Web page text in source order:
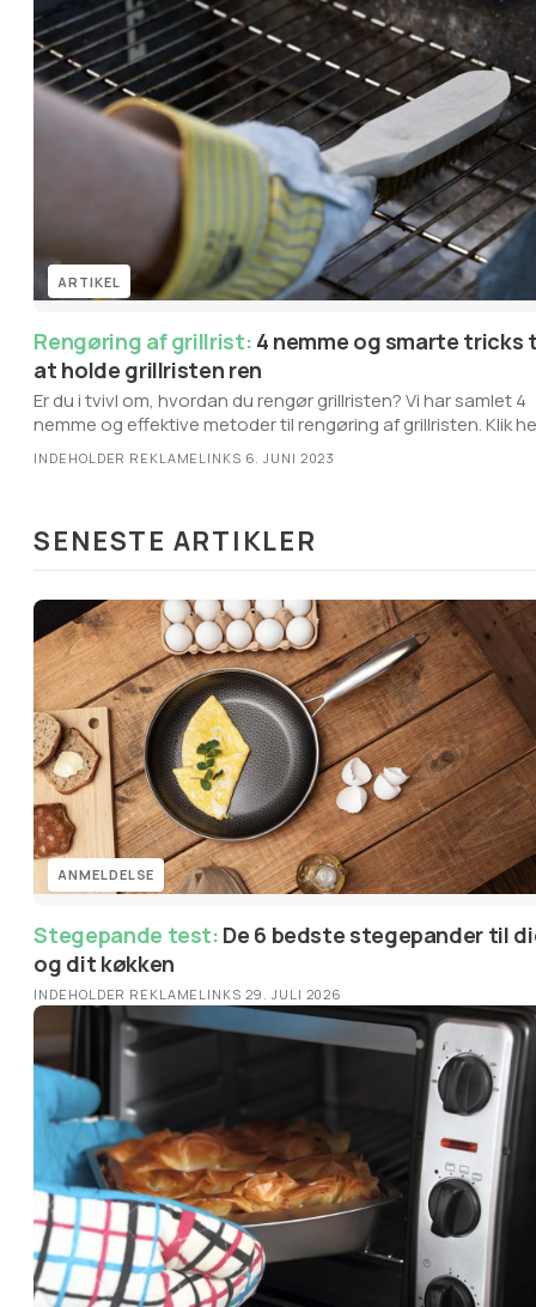
ARTIKEL
Rengøring af grillrist:
at holde grillristen ren
Er du i tvivl om, hvordan du rengør grillristen? Vi har samlet 4
nemme og effektive metoder til rengøring af grillristen. Klik
for at se guiden!
INDEHOLDER REKLAMELINKS·6. JUNI 2023
SENESTE ARTIKLER
ANMELDELSE
Stegepande test:
og dit køkken
INDEHOLDER REKLAMELINKS·29. JULI 2026